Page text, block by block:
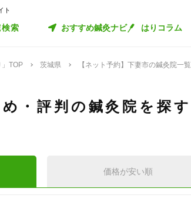
ト
索 おすすめ鍼灸ナビ はりコラム
TOP 茨城県 【ネット予約】下妻市の鍼灸院一覧
・評判の鍼灸院を探す
価格が安い順